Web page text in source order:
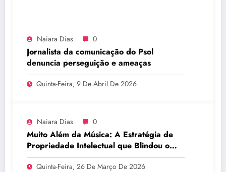
Naiara Dias 0
Jornalista da comunicação do Psol
denuncia perseguição e ameaças
Quinta-Feira, 9 De Abril De 2026
Naiara Dias 0
Muito Além da Música: A Estratégia de
Propriedade Intelectual que Blindou o
Legado do BTS
Quinta-Feira, 26 De Março De 2026